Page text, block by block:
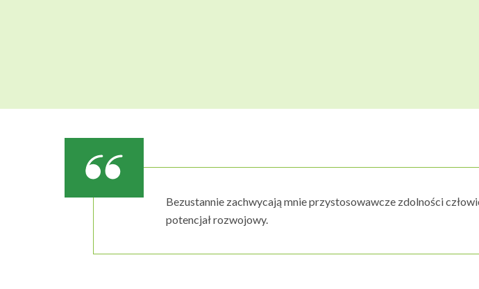
Bezustannie zachwycają mnie przystosowawcze zdolności
potencjał rozwojowy.